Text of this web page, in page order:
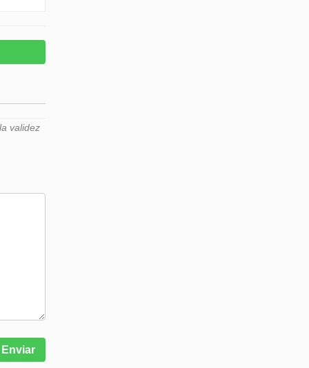
validez
Enviar